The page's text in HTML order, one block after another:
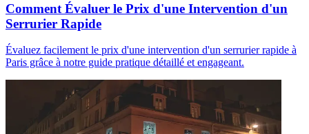
Comment Évaluer le Prix d'une Intervention d'un
Serrurier Rapide
Évaluez facilement le prix d'une intervention d'un serrurier rapide à
Paris grâce à notre guide pratique détaillé et engageant.